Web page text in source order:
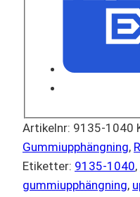
Artikelnr: 9135-1040
Gummiupphängning,
Etiketter: 9135-1040,
gummiupphängning,